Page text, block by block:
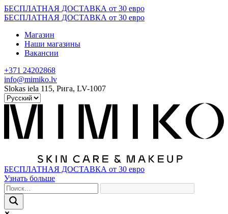
Skip
to
БЕСПЛАТНАЯ ДОСТАВКА от 30 евро
БЕСПЛАТНАЯ ДОСТАВКА от 30 евро
Магазин
Наши магазины
Вакансии
+371 24202868
info@mimiko.lv
Slokas iela 115, Рига, LV-1007
БЕСПЛАТНАЯ ДОСТАВКА от 30 евро
Узнать больше